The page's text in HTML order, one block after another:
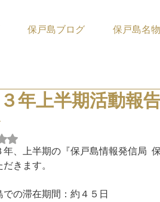
保戸島ブログ 保戸島名物
年上半期活動報
星のうちNaNと評価されています。
年、上半期の『保戸島情報発信局
きます。
での滞在期間：約４５日